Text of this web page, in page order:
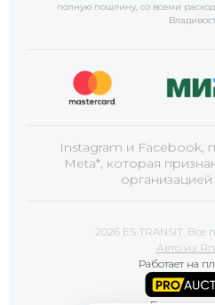
полную пошлину, со всеми
Instagram и Facebook,
Meta*, которая
2026 ES TRANSIT.
Авто из
Работает на